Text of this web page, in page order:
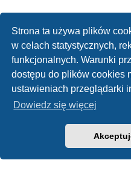
Strona ta używa plików
w celach statystycznych,
funkcjonalnych. Warunki
dostępu do plików cookies
ustawieniach przeglądarki
Dowiedz się więcej